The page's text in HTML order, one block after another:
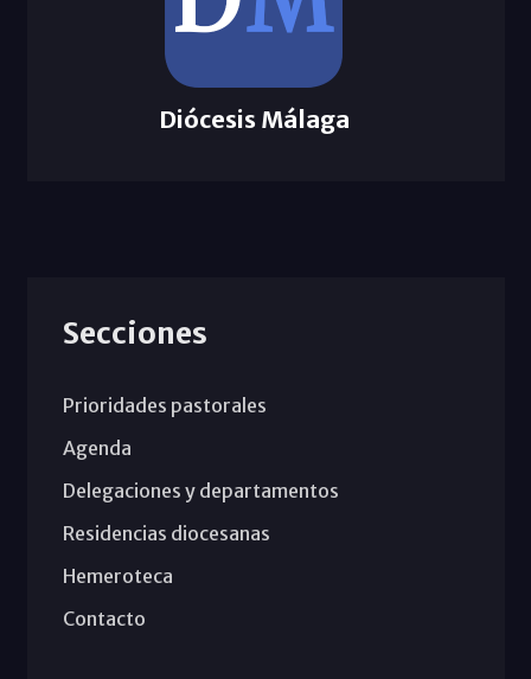
Diócesis Málaga
Secciones
Prioridades pastorales
Agenda
Delegaciones y departamentos
Residencias diocesanas
Hemeroteca
Contacto